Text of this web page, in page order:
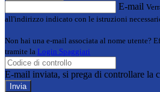
E-mail
all'indirizzo indicato con le istruzioni
Non hai una e-mail associata al nome utente?
tramite la Login Spaggiari
E-mail inviata, si prega di controllare la